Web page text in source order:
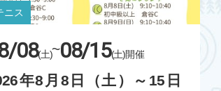
ニス
08(土)~08/15(土)開催
年8月8日（土）～15日